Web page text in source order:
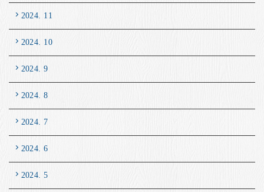
2024. 11
2024. 10
2024. 9
2024. 8
2024. 7
2024. 6
2024. 5